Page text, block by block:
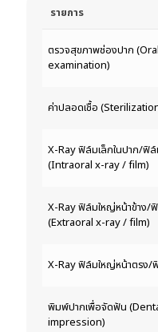
รายการ
ตรวจสุขภาพช่องปาก (Oral
examination)
ค่าปลอดเชื้อ
X-Ray ฟิล์มเล็กในปาก/ฟิ
(Intraoral x-ray / film)
X-Ray ฟิล์มใหญ่หน้าข้าง/
(Extraoral x-ray / film)
X-Ray ฟิล์มใหญ่หน้าตรง/
พิมพ์ปากเพื่อจัดฟัน
impression)